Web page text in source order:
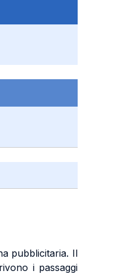
pubblicitaria. Il
i passaggi